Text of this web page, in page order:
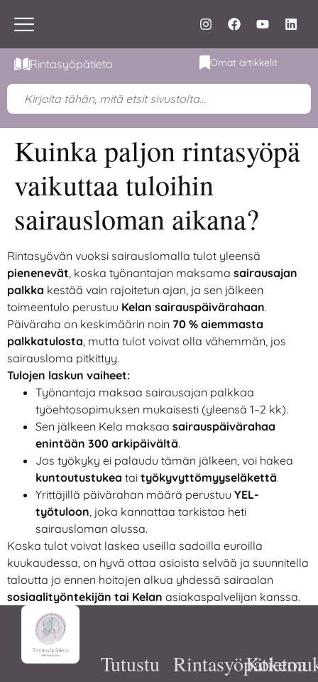
Rintasyöpätieto Omat artikkelit
Kuinka paljon rintasyöpä
vaikuttaa tuloihin
sairausloman aikana?
Rintasyövän vuoksi sairauslomalla tulot yleensä
pienenevät, koska työnantajan maksama sairausajan
palkka kestää vain rajoitetun ajan, ja sen jälkeen
toimeentulo perustuu Kelan sairauspäivärahaan.
Päiväraha on keskimäärin noin 70 % aiemmasta
palkkatulosta, mutta tulot voivat olla vähemmän, jos
sairausloma pitkittyy.
Tulojen laskun vaiheet:
Työnantaja maksaa sairausajan palkkaa
työehtosopimuksen mukaisesti (yleensä 1–2 kk).
Sen jälkeen Kela maksaa sairauspäivärahaa
enintään 300 arkipäivältä.
Jos työkyky ei palaudu tämän jälkeen, voi hakea
kuntoutustukea tai työkyvyttömyyseläkettä.
Yrittäjillä päivärahan määrä perustuu YEL-
työtuloon, joka kannattaa tarkistaa heti
sairausloman alussa.
Koska tulot voivat laskea useilla sadoilla euroilla
kuukaudessa, on hyvä ottaa asioista selvää ja suunnitella
taloutta jo ennen hoitojen alkua yhdessä sairaalan
sosiaalityöntekijän tai Kelan asiakaspalvelijan kanssa.
Tutustu Rintasyöpätietoa